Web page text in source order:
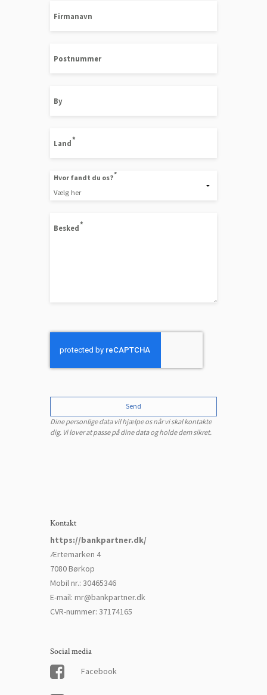
Firmanavn
Postnummer
By
Land
Hvor fandt du os?
Besked
Send
Dine personlige data vil hjælpe os når vi skal kontakte
dig. Vi lover at passe på dine data og holde dem sikret.
Kontakt
https://bankpartner.dk/
Ærtemarken 4
7080 Børkop
Mobil nr.: 30465346
E-mail: mr@bankpartner.dk
CVR-nummer: 37174165
Social media
Facebook